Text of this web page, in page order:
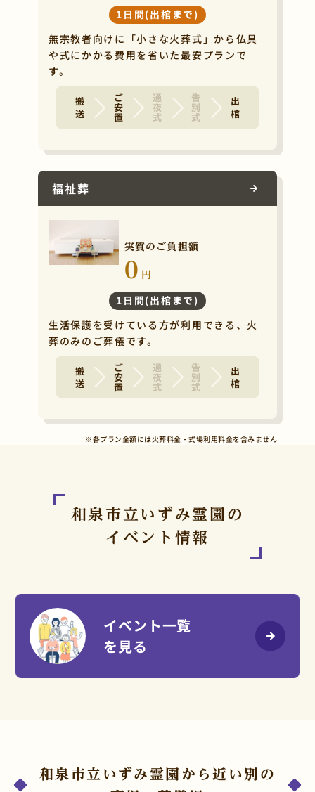
1日間(出棺まで)
無宗教者向けに「小さな火葬式」から仏具
や式にかかる費用を省いた最安プランで
す。
搬 送 ご安置 通夜式 告別式 出 棺
福祉葬
実質のご負担額
0 円
1日間(出棺まで)
生活保護を受けている方が利用できる、火
葬のみのご葬儀です。
搬 送 ご安置 通夜式 告別式 出 棺
※各プラン金額には火葬料金・式場利用料金を含みません
和泉市立いずみ霊園の
イベント情報
イベント一覧
を見る
和泉市立いずみ霊園から近い別の